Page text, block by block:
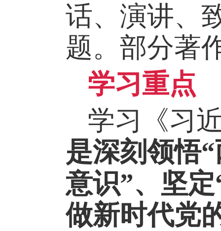
话、演讲、
题。部分著
学习重点
学习《习
是深刻领悟
意识”、坚
做新时代党